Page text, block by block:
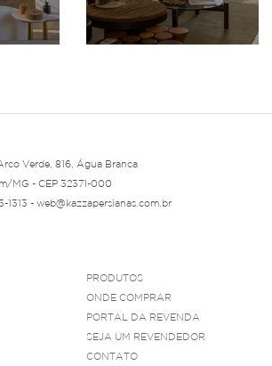
Verde, 816, Água Branca
MG - CEP 32371-000
1313 - web@kazzapersianas.com.br
PRODUTOS
ONDE COMPRAR
PORTAL DA REVENDA
SEJA UM REVENDEDOR
CONTATO